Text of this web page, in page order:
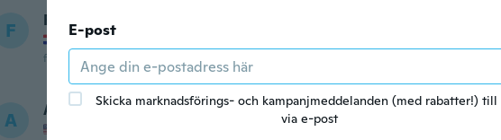
F Franko
Gick med 2018
för 6 år sen
A Angelica
E-post
Skicka marknadsförings- och kampanjmeddelanden (med rabatter!)
via e-post